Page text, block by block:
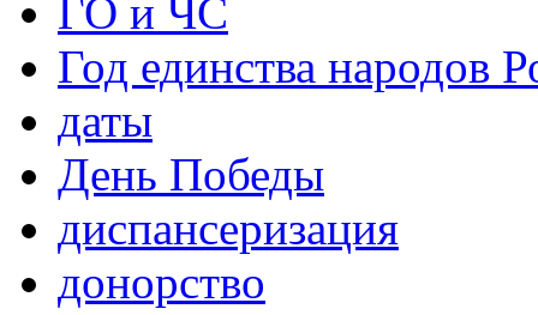
ГО и ЧС
Год единства народов
даты
День Победы
диспансеризация
донорство